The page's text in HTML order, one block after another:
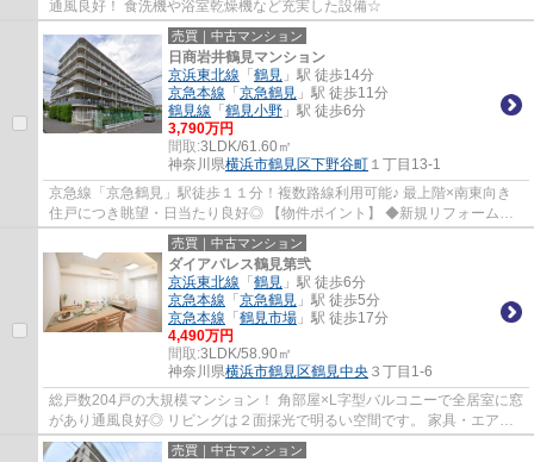
通風良好！ 食洗機や浴室乾燥機など充実した設備☆
売買｜中古マンション
日商岩井鶴見マンション
京浜東北線 「 鶴見 」駅 徒歩14分
京急本線 「 京急鶴見 」駅 徒歩11分
鶴見線 「 鶴見小野 」駅 徒歩6分
3,790万円
間取:3LDK/61.60㎡
神奈川県横浜市鶴見区下野谷町 １丁目13-1
京急線「京急鶴見」駅徒歩１１分！複数路線利用可能♪ 最上階×南東向き
住戸につき眺望・日当たり良好◎ 【物件ポイント】 ◆新規リフォーム物
件 ◆全居室収納付き ◆アフターサービス保証...
売買｜中古マンション
ダイアパレス鶴見第弐
京浜東北線 「 鶴見 」駅 徒歩6分
京急本線 「 京急鶴見 」駅 徒歩5分
京急本線 「 鶴見市場 」駅 徒歩17分
4,490万円
間取:3LDK/58.90㎡
神奈川県横浜市鶴見区鶴見中央 ３丁目1-6
総戸数204戸の大規模マンション！ 角部屋×L字型バルコニーで全居室に窓
があり通風良好◎ リビングは２面採光で明るい空間です。 家具・エアコ
ン付きのためすぐに新生活を始められます。
売買｜中古マンション